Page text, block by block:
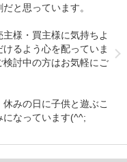
と思っています。
様・買主様に気持ちよ
るよう心を配っていま
討中の方はお気軽にご
みの日に子供と遊ぶこ
になっています(^^;